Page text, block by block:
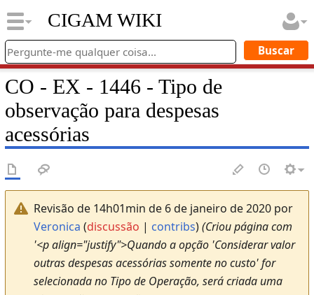
CIGAM WIKI
CO - EX - 1446 - Tipo de
observação para despesas
acessórias
Revisão de 14h01min de 6 de janeiro de 2020 por
Veronica (discussão | contribs)(Criou página com
'<p align="justify">Quando a opção 'Considerar valor
outras despesas acessórias somente no custo' for
selecionada no Tipo de Operação, será criada uma